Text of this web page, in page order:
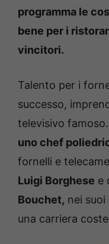
programma le
bene per i
vincitori.
Talento per i
successo,
televisivo famoso.
uno chef
fornelli e
Luigi Borghese e
Bouchet, nei
una carriera